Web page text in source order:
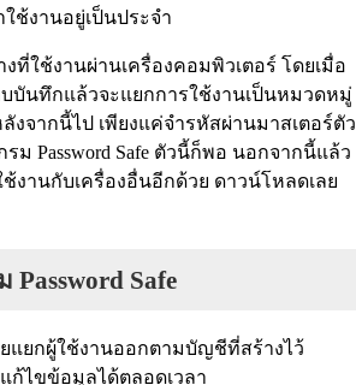
ช้งานอยู่เป็นประจำ
ที่ใช้งานผ่านเครื่องคอมพิวเตอร์ โดยเมื่อ
บันทึกแล้วจะแยกการใช้งานเป็นหมวดหมู่
งจากนี้ไป เพียงแค่จำรหัสผ่านมาสเตอร์ตัว
รม Password Safe ตัวนี้ก็พอ นอกจากนี้แล้ว
งานกับเครื่องอื่นอีกด้วย ดาวน์โหลดเลย
Safe
แยกผู้ใช้งานออกตามบัญชีที่สร้างไว้
ไขข้อมูลได้ตลอดเวลา